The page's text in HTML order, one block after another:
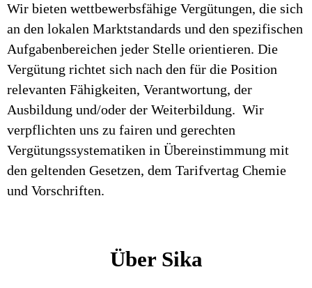
Wir bieten wettbewerbsfähige Vergütungen, die sich
an den lokalen Marktstandards und den spezifischen
Aufgabenbereichen jeder Stelle orientieren. Die
Vergütung richtet sich nach den für die Position
relevanten Fähigkeiten, Verantwortung, der
Ausbildung und/oder der Weiterbildung. Wir
verpflichten uns zu fairen und gerechten
Vergütungssystematiken in Übereinstimmung mit
den geltenden Gesetzen, dem Tarifvertag Chemie
und Vorschriften.
Über Sika